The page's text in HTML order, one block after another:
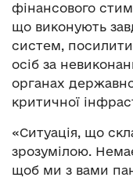
фінансового
що виконують
систем, посилити
осіб за
органах
критичної
«Ситуація, що
зрозумілою.
щоб ми з вами